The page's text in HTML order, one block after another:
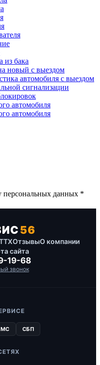
из бака
новый с выездом
автомобиля с выездом
сигнализации
автомобиля
автомобиля
персональных данных *
56
ОтзывыО компании
сайта
19-68
звонок
MC СБП